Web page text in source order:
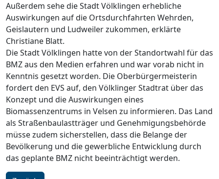
Außerdem sehe die Stadt Völklingen erhebliche
Auswirkungen auf die Ortsdurchfahrten Wehrden,
Geislautern und Ludweiler zukommen, erklärte
Christiane Blatt.
Die Stadt Völklingen hatte von der Standortwahl für das
BMZ aus den Medien erfahren und war vorab nicht in
Kenntnis gesetzt worden. Die Oberbürgermeisterin
fordert den EVS auf, den Völklinger Stadtrat über das
Konzept und die Auswirkungen eines
Biomassenzentrums in Velsen zu informieren. Das Land
als Straßenbaulastträger und Genehmigungsbehörde
müsse zudem sicherstellen, dass die Belange der
Bevölkerung und die gewerbliche Entwicklung durch
das geplante BMZ nicht beeinträchtigt werden.